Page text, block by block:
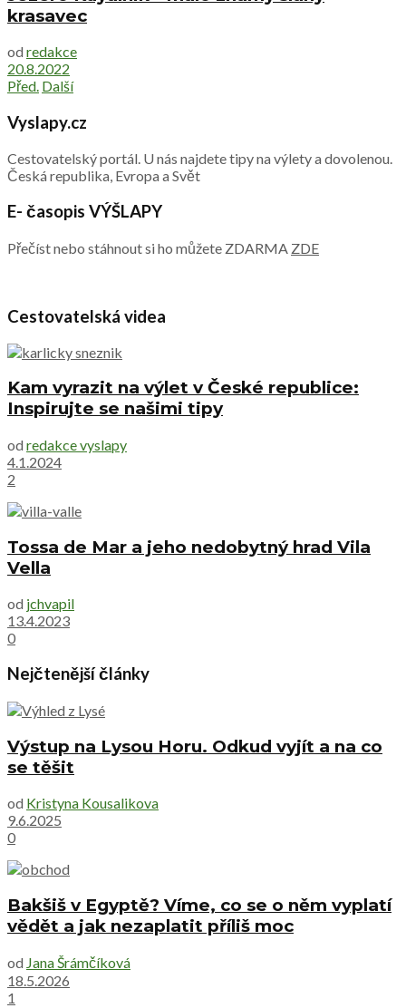
krasavec
od redakce
20.8.2022
Před. Další
Vyslapy.cz
Cestovatelský portál. U nás najdete tipy na výlety a dovolenou.
Česká republika, Evropa a Svět
E- časopis VÝŠLAPY
Přečíst nebo stáhnout si ho můžete ZDARMA ZDE
Cestovatelská videa
Kam vyrazit na výlet v České republice:
Inspirujte se našimi tipy
od redakce vyslapy
4.1.2024
2
Tossa de Mar a jeho nedobytný hrad Vila
Vella
od jchvapil
13.4.2023
0
Nejčtenější články
Výstup na Lysou Horu. Odkud vyjít a na co
se těšit
od Kristyna Kousalikova
9.6.2025
0
Bakšiš v Egyptě? Víme, co se o něm vyplatí
vědět a jak nezaplatit příliš moc
od Jana Šrámčíková
18.5.2026
1